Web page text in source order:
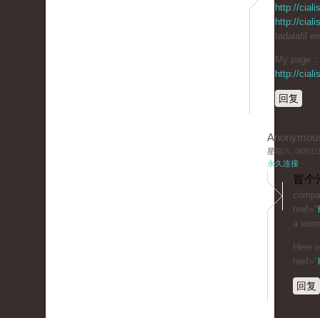
http://
http://
tadalafil
My page
http://
回复
星期六, 06/01/
永久连接
冒个
href="
a
Here
href="
回复